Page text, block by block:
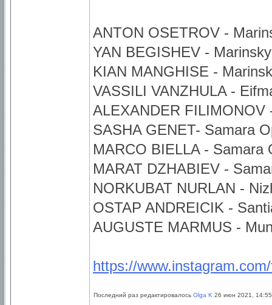
ANTON OSETROV -
YAN BEGISHEV -
KIAN MANGHISE -
VASSILI VANZHULA -
ALEXANDER
SASHA GENET- Samara
MARCO BIELLA - Samara
MARAT DZHABIEV -
NORKUBAT NURLAN -
OSTAP ANDREICIK -
AUGUSTE MARMUS -
https://
Последний раз редактировалось Olga K 26 июн 2021,